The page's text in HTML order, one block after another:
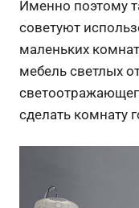
Именно поэтому
советуют
маленьких
мебель светлых
сделать комнату